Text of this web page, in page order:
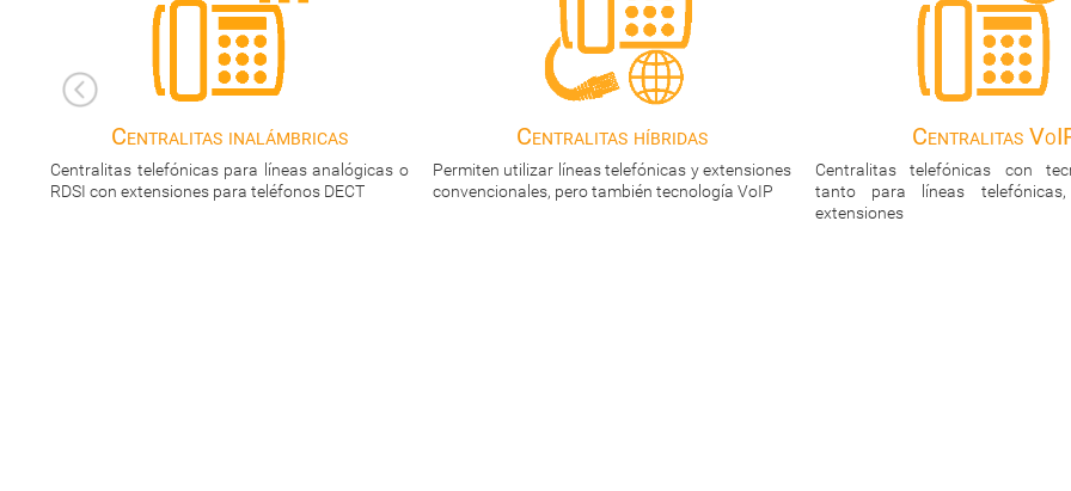
Centralitas híbridas
Permiten utilizar líneas telefónicas y extensiones
convencionales, pero también tecnología VoIP
Centralitas VoIP
Centralitas telefónicas con tecnología VoIP,
tanto para líneas telefónicas, como para
Centralita
Centralita telefónica en la nube.
avanzadas sin necesidad de